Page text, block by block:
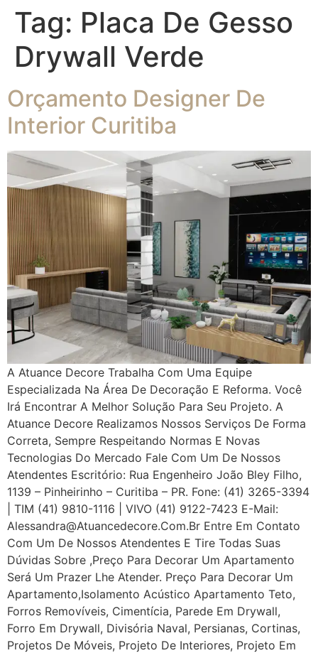
Tag: Placa De Gesso
Drywall Verde
Orçamento Designer De
Interior Curitiba
A Atuance Decore Trabalha Com Uma Equipe
Especializada Na Área De Decoração E Reforma. Você
Irá Encontrar A Melhor Solução Para Seu Projeto. A
Atuance Decore Realizamos Nossos Serviços De Forma
Correta, Sempre Respeitando Normas E Novas
Tecnologias Do Mercado Fale Com Um De Nossos
Atendentes Escritório: Rua Engenheiro João Bley Filho,
1139 – Pinheirinho – Curitiba – PR. Fone: (41) 3265-3394
| TIM (41) 9810-1116 | VIVO (41) 9122-7423 E-Mail:
Alessandra@atuancedecore.com.br Entre Em Contato
Com Um De Nossos Atendentes E Tire Todas Suas
Dúvidas Sobre ,Preço Para Decorar Um Apartamento
Será Um Prazer Lhe Atender. Preço Para Decorar Um
Apartamento,Isolamento Acústico Apartamento Teto,
Forros Removíveis, Cimentícia, Parede Em Drywall,
Forro Em Drywall, Divisória Naval, Persianas, Cortinas,
Projetos De Móveis, Projeto De Interiores, Projeto Em